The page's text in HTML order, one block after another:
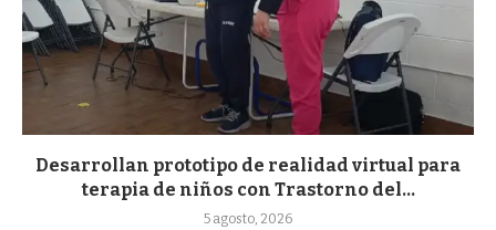
Desarrollan prototipo de realidad virtual para
terapia de niños con Trastorno del...
5 agosto, 2026